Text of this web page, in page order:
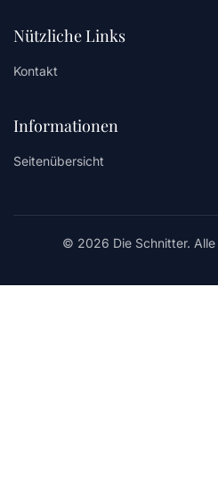
Nützliche Links
Kontakt
Informationen
Seitenübersicht
© 2026 Die Schnitter.